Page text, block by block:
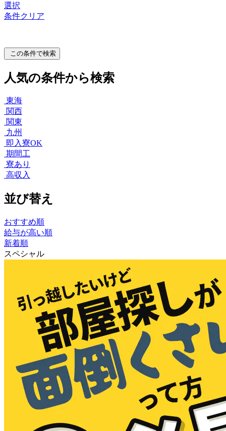
選択
条件クリア
この条件で検索
人気の条件から検索
東海
関西
関東
九州
即入寮OK
期間工
寮あり
高収入
並び替え
おすすめ順
給与が高い順
新着順
スペシャル